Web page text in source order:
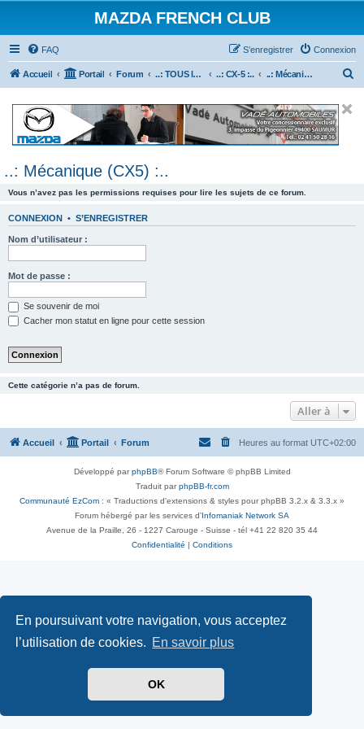
En poursuivant votre navigation, vous acceptez
l’utilisation de cookies. En savoir plus
OK
MAZDA FRENCH CLUB
FAQ Connexion
S’enregistrer
Accueil Portail Forum ..: TOUS les Véhicules MAZDA :.. ..: CX-5 :.. ..: Mécanique (CX5) :..
e
..: Mécanique (CX5) :..
Vous n’avez pas les permissions requises pour lire les sujets de ce forum.
CONNEXION • S’ENREGISTRER
Nom d’utilisateur :
Mot de passe :
Se souvenir de moi
Cacher mon statut en ligne pour cette session
Cette catégorie n’a pas de forum.
Aller à
Accueil Portail Forum Heures au format UTC+02:00
Développé parphpBB® Forum Software © phpBB Limited
Traduit parphpBB-fr.com
Communauté EzCom : « Traductions d'extensions & styles pour phpBB 3.2.x & 3.3.x »
Forum hébergé par les services d’ Infomaniak Network SA
Avenue de la Praille, 26 - 1227 Carouge - Suisse - tél +41 22 820 35 44
Confidentialité
Conditions